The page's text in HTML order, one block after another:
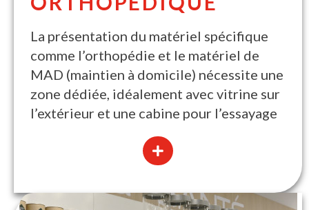
La présentation du matériel spécifique
comme l’orthopédie et le matériel de
MAD (maintien à domicile) nécessite une
zone dédiée, idéalement avec vitrine sur
l’extérieur et une cabine pour l’essayage